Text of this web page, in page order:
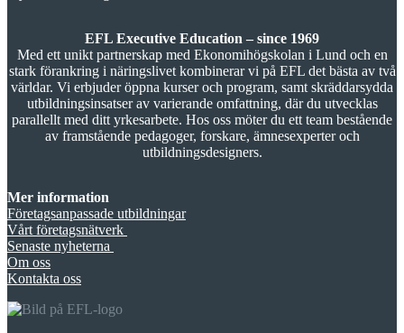
EFL Executive Education – since 1969
Med ett unikt partnerskap med Ekonomihögskolan i Lund och en
stark förankring i näringslivet kombinerar vi på EFL det bästa av två
världar. Vi erbjuder öppna kurser och program, samt skräddarsydda
utbildningsinsatser av varierande omfattning, där du utvecklas
parallellt med ditt yrkesarbete. Hos oss möter du ett team bestående
av framstående pedagoger, forskare, ämnesexperter och
utbildningsdesigners.
Mer information
Företagsanpassade utbildningar
Vårt företagsnätverk
Senaste nyheterna
Om oss
Kontakta oss